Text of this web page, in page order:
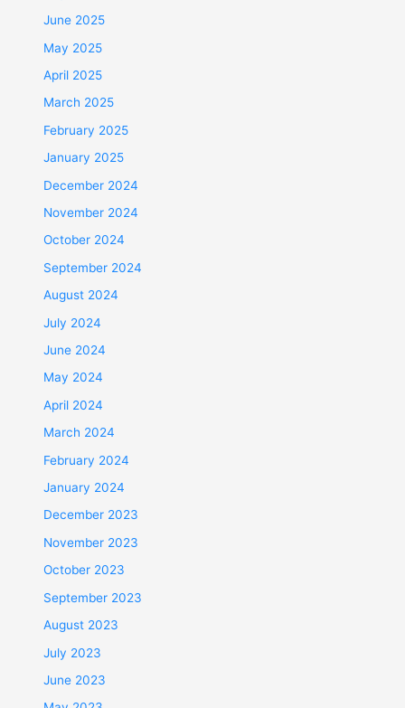
June 2025
May 2025
April 2025
March 2025
February 2025
January 2025
December 2024
November 2024
October 2024
September 2024
August 2024
July 2024
June 2024
May 2024
April 2024
March 2024
February 2024
January 2024
December 2023
November 2023
October 2023
September 2023
August 2023
July 2023
June 2023